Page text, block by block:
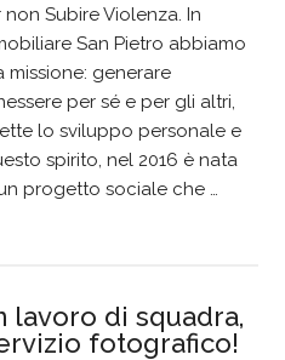
non Subire Violenza. In
San Pietro abbiamo
missione: generare
per sé e per gli altri,
lo sviluppo personale e
spirito, nel 2016 è nata
progetto sociale che …
lavoro di squadra,
fotografico!